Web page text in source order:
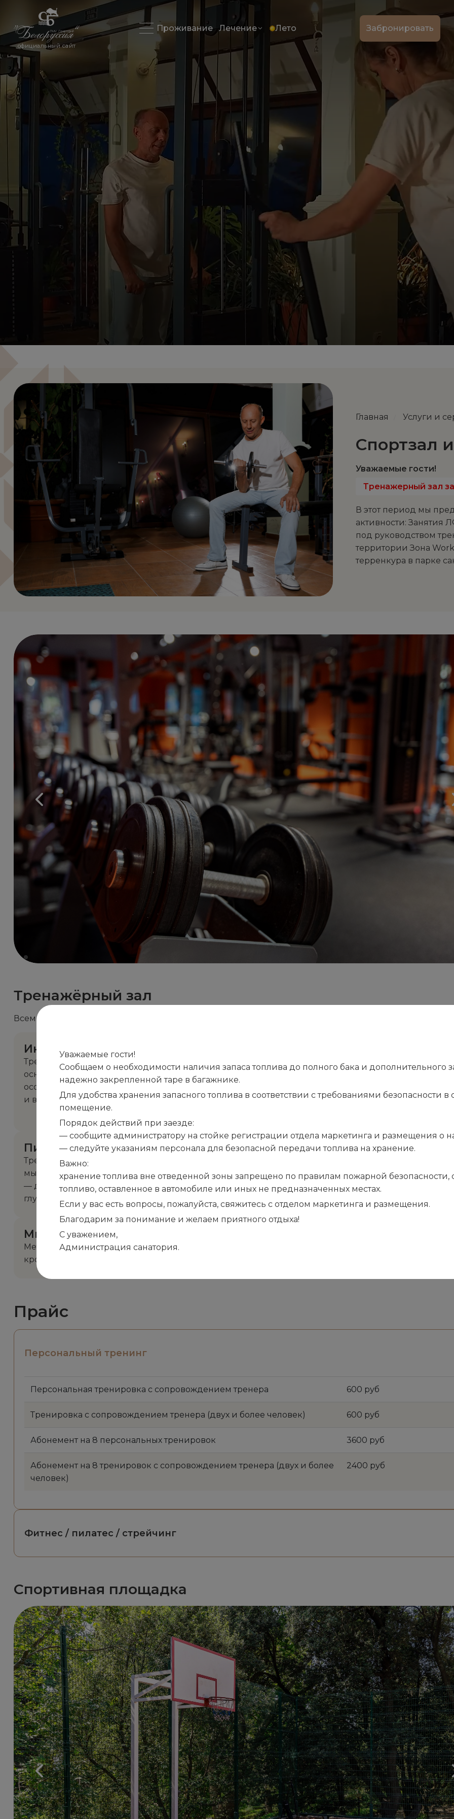
официальный сайт
Проживание Лечение Лето Забронировать
Главная Услуги и
Спортзал
Уважаемые гости!
Тренажерный зал
В этот период мы
активности: Занятия
под руководством
территории Зона
терренкура в парке
Тренажёрный зал
Всем гостям «Санатория «Белоруссия» доступны тренировки в фитнес-зале
Индивидуальные тренировки
Тренер составит Вам персональный комплекс упражнений,
основываясь на Ваших пожеланиях и учитывая индивидуальные
особенности организма. Совместная работа поможет Вам без стресса
и вреда для здоровья увидеть желаемый результат.
Комплекс
улучшение работы
используется как
Пилатес
Тренировки по пилатесу благотворно влияют на осанку, укрепление
мышечного корсета, развитие гибкости и баланса. Основа пилатеса
— динамические нагрузки в медленном темпе, которые задействуют
глубокие мышцы и требуют высокой концентрации.
Стретчинг
мышечно-связочного
развивается
Миофасциальный релиз
Методика самомассажа с использованием специального оборудования способствует
кровообращения и питания тканей. Также имеет лимфодренажный и противоотечный эффект.
Прайс
Персональный тренинг
Персональная тренировка с сопровождением тренера 600 руб
Тренировка с сопровождением тренера (двух и более человек) 600 руб
Абонемент на 8 персональных тренировок 3600 руб
Абонемент на 8 тренировок с сопровождением тренера (двух и более
человек)
2400 руб
Фитнес / пилатес / стрейчинг
Спортивная площадка
Уважаемые гости!
Сообщаем о необходимости наличия запаса топлива до полного бака и дополнительного
надежно закрепленной таре в багажнике.
Для удобства хранения запасного топлива в соответствии с требованиями безопасности
помещение.
Порядок действий при заезде:
— сообщите администратору на стойке регистрации отдела маркетинга и размещения о
— следуйте указаниям персонала для безопасной передачи топлива на хранение.
Важно:
хранение топлива вне отведенной зоны запрещено по правилам пожарной безопасности,
топливо, оставленное в автомобиле или иных не предназначенных местах.
Если у вас есть вопросы, пожалуйста, свяжитесь с отделом маркетинга и размещения.
Благодарим за понимание и желаем приятного отдыха!
С уважением,
Администрация санатория.